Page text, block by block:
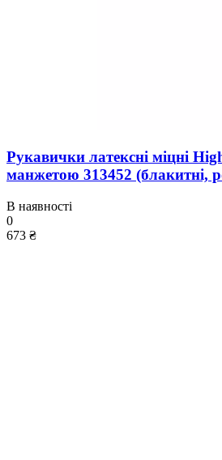
Рукавички латексні міцні
манжетою 313452 (блакитні,
В наявності
0
673 ₴